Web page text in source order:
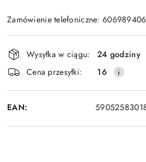
Zamówienie telefoniczne: 606989406
Wyślij
Dostępność
i
dostawa
Wysyłka w ciągu:
24 godziny
Cena przesyłki:
16
EAN: